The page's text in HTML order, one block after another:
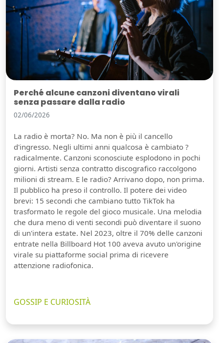
Perché alcune canzoni diventano virali
senza passare dalla radio
02/06/2026
La radio è morta? No. Ma non è più il cancello
d'ingresso. Negli ultimi anni qualcosa è cambiato ?
radicalmente. Canzoni sconosciute esplodono in pochi
giorni. Artisti senza contratto discografico raccolgono
milioni di stream. E le radio? Arrivano dopo, non prima.
Il pubblico ha preso il controllo. Il potere dei video
brevi: 15 secondi che cambiano tutto TikTok ha
trasformato le regole del gioco musicale. Una melodia
che dura meno di venti secondi può diventare il suono
di un'intera estate. Nel 2023, oltre il 70% delle canzoni
entrate nella Billboard Hot 100 aveva avuto un'origine
virale su piattaforme social prima di ricevere
attenzione radiofonica.
GOSSIP E CURIOSITÀ